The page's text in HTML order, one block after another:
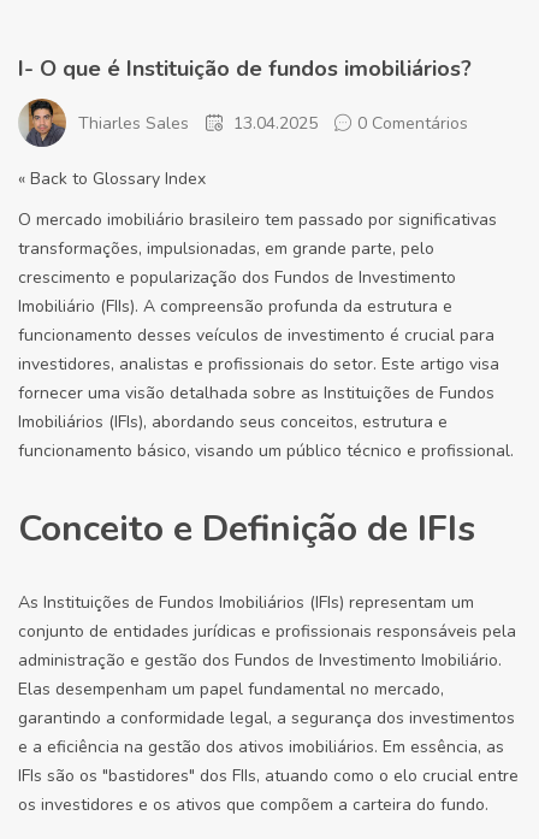
I- O que é Instituição de fundos imobiliários?
Thiarles Sales 13.04.2025 0 Comentários
« Back to Glossary Index
O mercado imobiliário brasileiro tem passado por significativas
transformações, impulsionadas, em grande parte, pelo
crescimento e popularização dos Fundos de Investimento
Imobiliário (FIIs). A compreensão profunda da estrutura e
funcionamento desses veículos de investimento é crucial para
investidores, analistas e profissionais do setor. Este artigo visa
fornecer uma visão detalhada sobre as Instituições de Fundos
Imobiliários (IFIs), abordando seus conceitos, estrutura e
funcionamento básico, visando um público técnico e profissional.
Conceito e Definição de IFIs
As Instituições de Fundos Imobiliários (IFIs) representam um
conjunto de entidades jurídicas e profissionais responsáveis pela
administração e gestão dos Fundos de Investimento Imobiliário.
Elas desempenham um papel fundamental no mercado,
garantindo a conformidade legal, a segurança dos investimentos
e a eficiência na gestão dos ativos imobiliários. Em essência, as
IFIs são os "bastidores" dos FIIs, atuando como o elo crucial entre
os investidores e os ativos que compõem a carteira do fundo.